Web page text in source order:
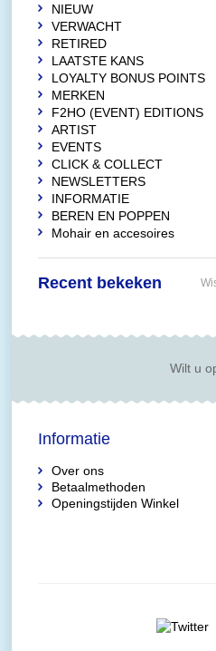
NIEUW
VERWACHT
RETIRED
LAATSTE KANS
LOYALTY BONUS POINTS
MERKEN
F2HO (EVENT) EDITIONS
ARTIST
EVENTS
CLICK & COLLECT
NEWSLETTERS
INFORMATIE
BEREN EN POPPEN
Mohair en accesoires
Recent bekeken
Wilt u
Informatie
Over ons
Betaalmethoden
Openingstijden Winkel